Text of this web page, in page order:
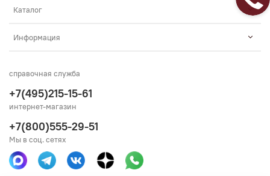
Каталог
Информация
справочная служба
+7(495)215-15-61
интернет-магазин
+7(800)555-29-51
Мы в соц. сетях